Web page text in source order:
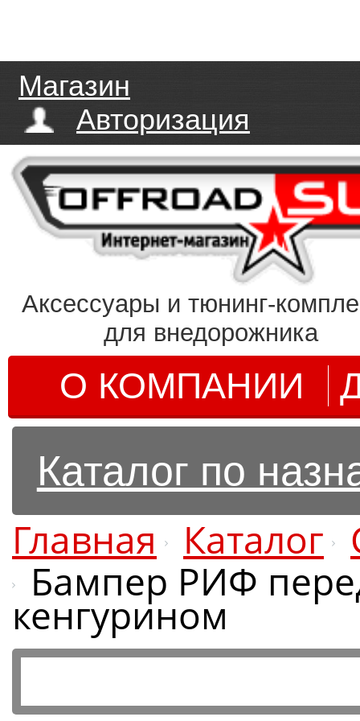
Магазин
Авторизация
Аксессуары и тюнинг-
для внедорожника
О КОМПАНИИ
Каталог по
Главная Каталог
Бампер РИФ
кенгурином